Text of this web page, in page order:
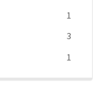
1
3
1